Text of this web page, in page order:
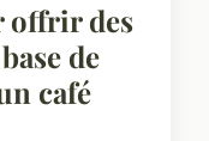
offrir des
de
café